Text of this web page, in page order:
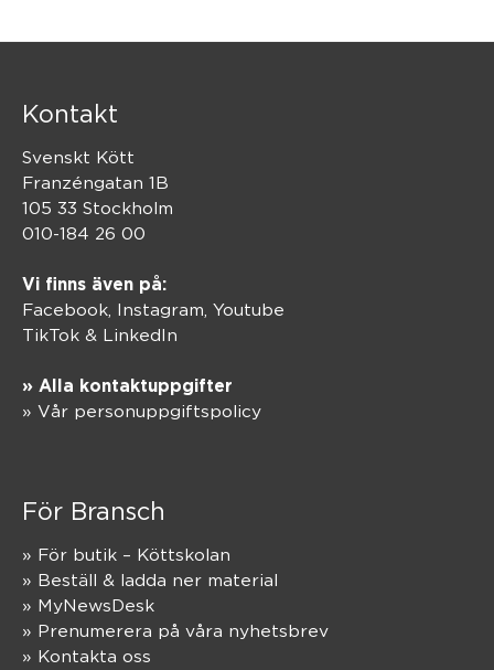
Kontakt
Svenskt Kött
Franzéngatan 1B
105 33 Stockholm
010-184 26 00
Vi finns även på:
Facebook, Instagram Youtube
TikTok & LinkedIn
» Alla kontaktuppgifter
» Vår personuppgiftspolicy
För Bransch
» För butik – Köttskolan
» Beställ & ladda ner material
» MyNewsDesk
» Prenumerera på våra nyhetsbrev
» Kontakta oss